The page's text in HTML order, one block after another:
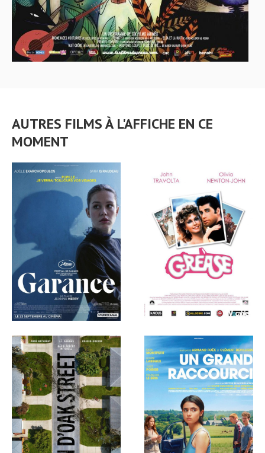
AUTRES FILMS À L'AFFICHE EN CE
MOMENT